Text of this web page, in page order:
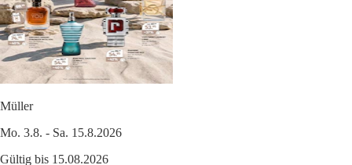
Müller
Mo. 3.8. - Sa. 15.8.2026
Gültig bis 15.08.2026